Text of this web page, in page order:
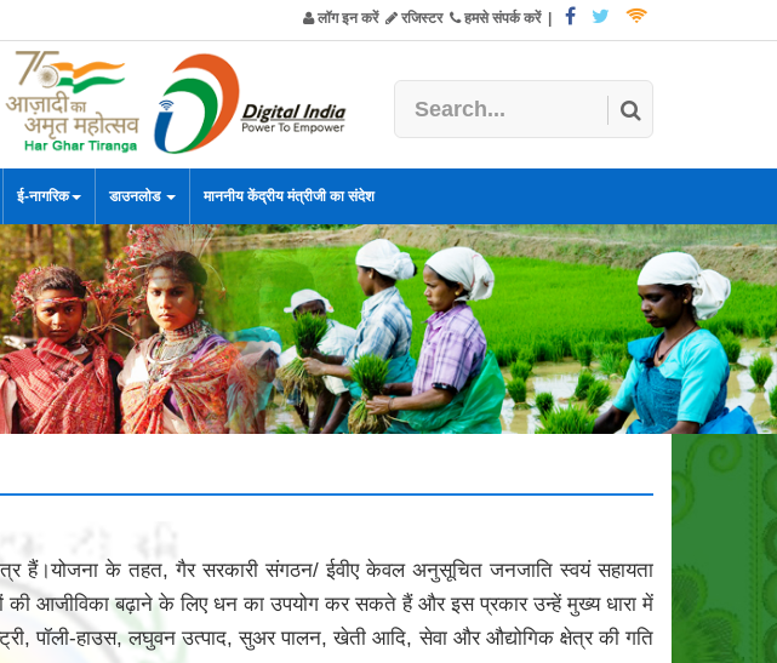
लॉग इन करें रजिस्टर हमसे संपर्क करें|
ई-नागरिक डाउनलोड माननीय केंद्रीय मंत्रीजी का संदेश
हैं।योजना के तहत, गैर सरकारी संगठन/ ईवीए केवल अनुसूचित जनजाति स्वयं सहायता
आजीविका बढ़ाने के लिए धन का उपयोग कर सकते हैं और इस प्रकार उन्हें मुख्य धारा में
पॉली-हाउस, लघुवन उत्पाद, सुअर पालन, खेती आदि, सेवा और औद्योगिक क्षेत्र की गति